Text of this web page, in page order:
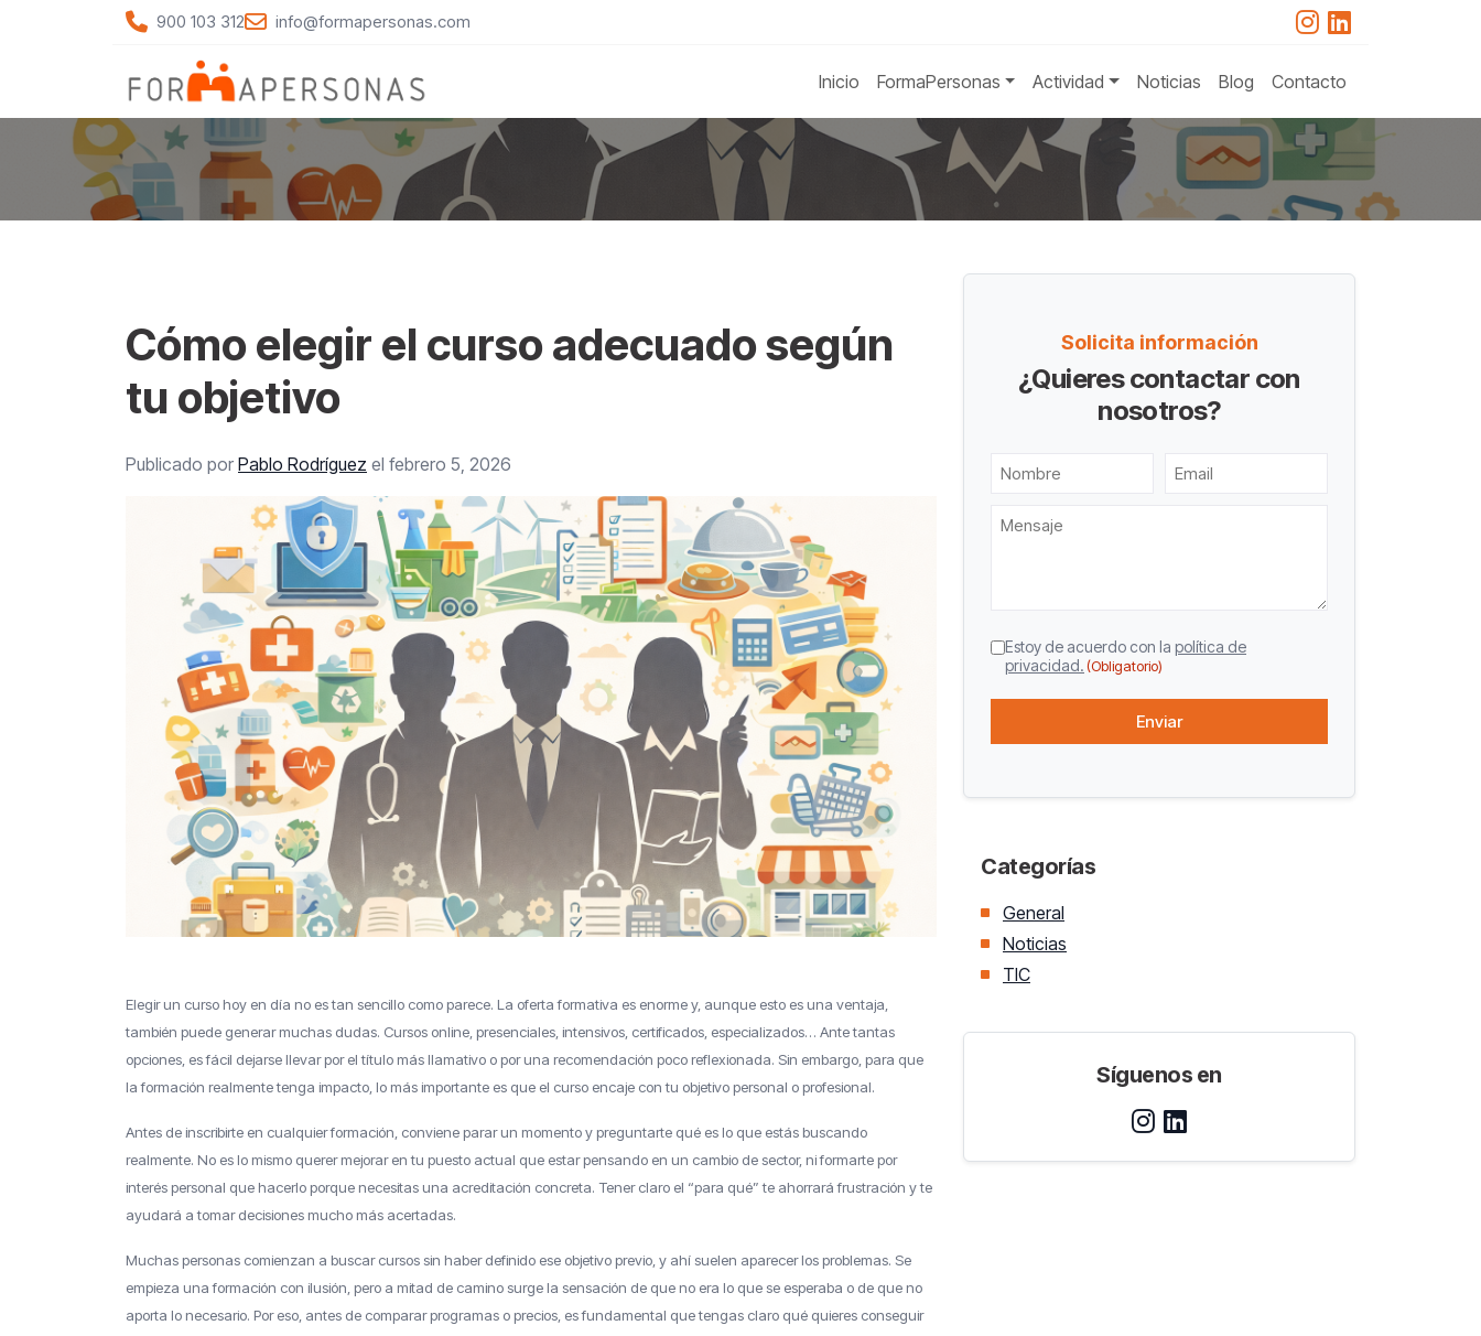
900 103 312 info@formapersonas.com
Inicio FormaPersonas Actividad Noticias Blog Contacto
Cómo elegir el curso adecuado según
tu objetivo
Publicado por Pablo Rodríguez el febrero 5, 2026
Elegir un curso hoy en día no es tan sencillo como parece. La oferta formativa es enorme y, aunque esto es una ventaja,
también puede generar muchas dudas. Cursos online, presenciales, intensivos, certificados, especializados… Ante tantas
opciones, es fácil dejarse llevar por el título más llamativo o por una recomendación poco reflexionada. Sin embargo, para que
la formación realmente tenga impacto, lo más importante es que el curso encaje con tu objetivo personal o profesional.
Antes de inscribirte en cualquier formación, conviene parar un momento y preguntarte qué es lo que estás buscando
realmente. No es lo mismo querer mejorar en tu puesto actual que estar pensando en un cambio de sector, ni formarte por
interés personal que hacerlo porque necesitas una acreditación concreta. Tener claro el “para qué” te ahorrará frustración y te
ayudará a tomar decisiones mucho más acertadas.
Muchas personas comienzan a buscar cursos sin haber definido ese objetivo previo, y ahí suelen aparecer los problemas. Se
empieza una formación con ilusión, pero a mitad de camino surge la sensación de que no era lo que se esperaba o de que no
aporta lo necesario. Por eso, antes de comparar programas o precios, es fundamental que tengas claro qué quieres conseguir
Solicita información
¿Quieres contactar con
nosotros?
Nombre Email
Mensaje
CAPTCHA
Consentimiento
(Obligatorio)
Estoy de acuerdo con la política de
privacidad.(Obligatorio)
Categorías
General
Noticias
TIC
Síguenos en